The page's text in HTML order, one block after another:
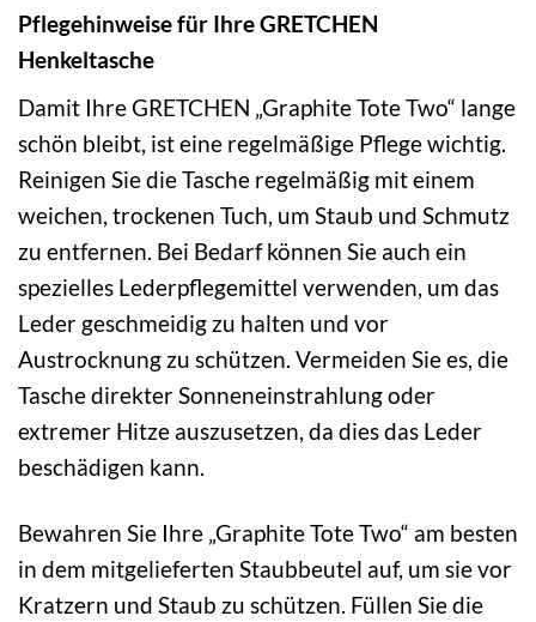
Pflegehinweise für Ihre GRETCHEN
Henkeltasche
Damit Ihre GRETCHEN „Graphite Tote Two“ lange
schön bleibt, ist eine regelmäßige Pflege wichtig.
Reinigen Sie die Tasche regelmäßig mit einem
weichen, trockenen Tuch, um Staub und Schmutz
zu entfernen. Bei Bedarf können Sie auch ein
spezielles Lederpflegemittel verwenden, um das
Leder geschmeidig zu halten und vor
Austrocknung zu schützen. Vermeiden Sie es, die
Tasche direkter Sonneneinstrahlung oder
extremer Hitze auszusetzen, da dies das Leder
beschädigen kann.
Bewahren Sie Ihre „Graphite Tote Two“ am besten
in dem mitgelieferten Staubbeutel auf, um sie vor
Kratzern und Staub zu schützen. Füllen Sie die